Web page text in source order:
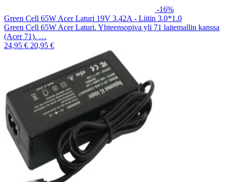
-16%
Green Cell 65W Acer Laturi 19V 3.42A - Liitin 3.0*1.0
Green Cell 65W Acer Laturi. Yhteensopiva yli 71 laitemallin kanssa
(Acer 71). …
24,95 € 20,95 €